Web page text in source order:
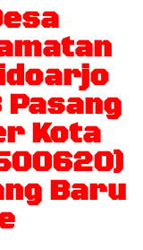
Kota
Baru